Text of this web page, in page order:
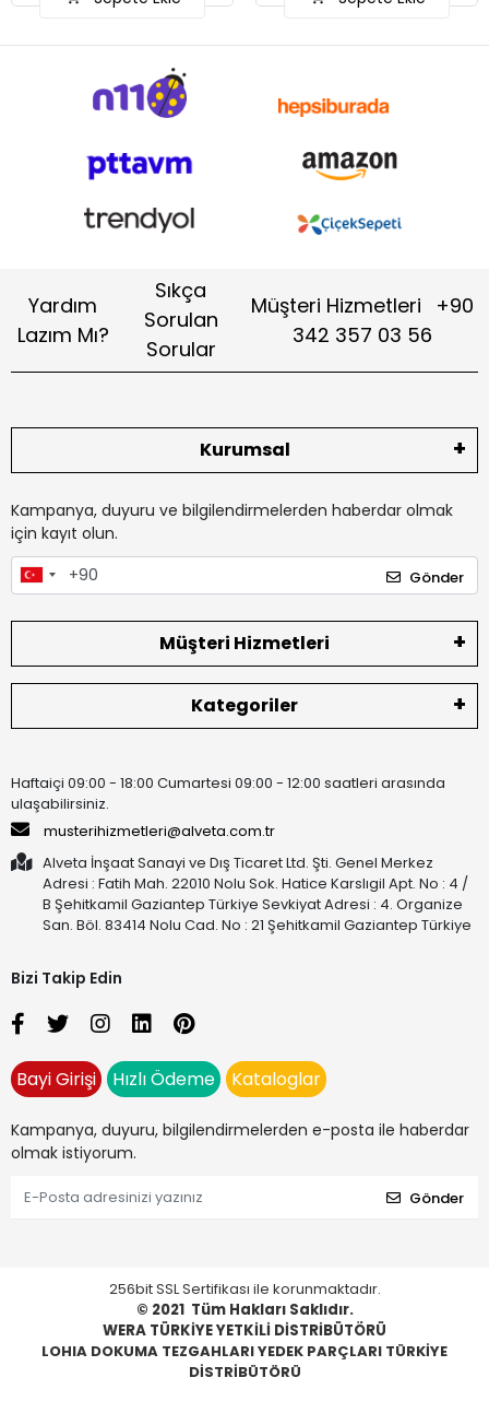
Yardım
Lazım Mı?
Sıkça
Sorulan
Sorular
Müşteri Hizmetleri
+90
342 357 03 56
Kurumsal
Kampanya, duyuru ve bilgilendirmelerden haberdar olmak
için kayıt olun.
Gönder
Müşteri Hizmetleri
Kategoriler
Haftaiçi 09:00 - 18:00 Cumartesi 09:00 - 12:00 saatleri arasında
ulaşabilirsiniz.
musterihizmetleri@alveta.com.tr
Alveta İnşaat Sanayi ve Dış Ticaret Ltd. Şti. Genel Merkez
Adresi : Fatih Mah. 22010 Nolu Sok. Hatice Karslıgil Apt. No : 4 /
B Şehitkamil Gaziantep Türkiye Sevkiyat Adresi : 4. Organize
San. Böl. 83414 Nolu Cad. No : 21 Şehitkamil Gaziantep Türkiye
Bizi Takip Edin
Bayi Girişi Hızlı Ödeme Kataloglar
Kampanya, duyuru, bilgilendirmelerden e-posta ile haberdar
olmak istiyorum.
Gönder
256bit SSL Sertifikası ile korunmaktadır.
© 2021 Tüm Hakları Saklıdır.
WERA TÜRKİYE YETKİLİ DİSTRİBÜTÖRÜ
LOHIA DOKUMA TEZGAHLARI YEDEK PARÇLARI TÜRKİYE
DİSTRİBÜTÖRÜ